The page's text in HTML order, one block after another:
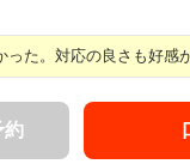
た。対応の良さも好
約